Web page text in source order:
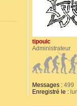
tipouic
Administrateur
Messages :499
Enregistré le :